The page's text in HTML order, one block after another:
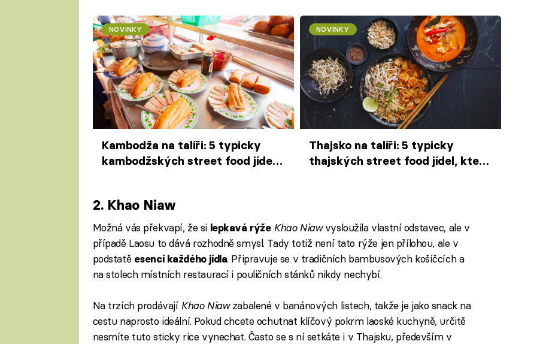
NOVINKY
Kambodža na talíři: 5 typicky
kambodžských street food jídel –
NOVINKY
Thajsko na talíři: 5 typicky
thajských street food jídel, která
2. Khao Niaw
Možná vás překvapí, že si lepkavá rýže Khao Niawvysloužila vlastní odstavec, ale v
případě Laosu to dává rozhodně smysl. Tady totiž není tato rýže jen přílohou, ale v
podstatě esencí každého jídla. Připravuje se v tradičních bambusových košíčcích a
na stolech místních restaurací i pouličních stánků nikdy nechybí.
Na trzích prodávají Khao Niawzabalené v banánových listech, takže je jako snack na
cestu naprosto ideální. Pokud chcete ochutnat klíčový pokrm laoské kuchyně, určitě
nesmíte tuto sticky rice vynechat. Často se s ní setkáte i v Thajsku, především v